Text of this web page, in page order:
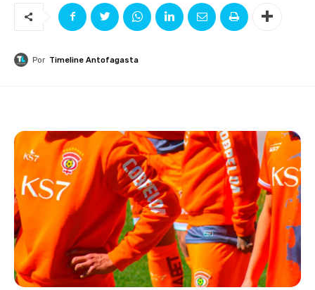
Por Timeline Antofagasta